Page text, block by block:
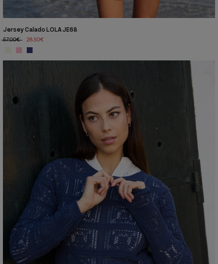
Jersey Calado LOLA JE68
57,00€
28,50€